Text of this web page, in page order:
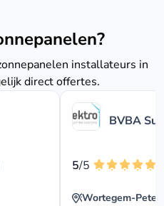
installateurs in
direct offertes.
BVBA
5/5
Wortegem-